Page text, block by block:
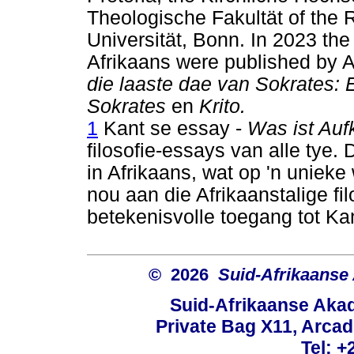
Theologische Fakultät of the
Universität, Bonn. In 2023
Afrikaans were published by
die laaste dae van Sokrates:
Sokrates en Krito.
1 Kant se essay - Was ist
filosofie-essays van alle tye.
in Afrikaans, wat op 'n
nou aan die Afrikaanstalige
betekenisvolle toegang tot
© 2026 Suid-Afrikaanse
Suid-Afrikaanse
Private Bag X11,
Tel: